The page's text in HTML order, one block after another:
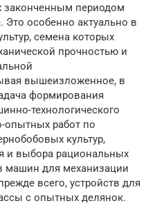
периодом
Это особенно актуально в
семена которых
прочностью и
вышеизложенное, в
формирования
технологического
опытных работ по
культур,
и выбора рациональных
машин для механизации
всего, устройств для
с опытных делянок.